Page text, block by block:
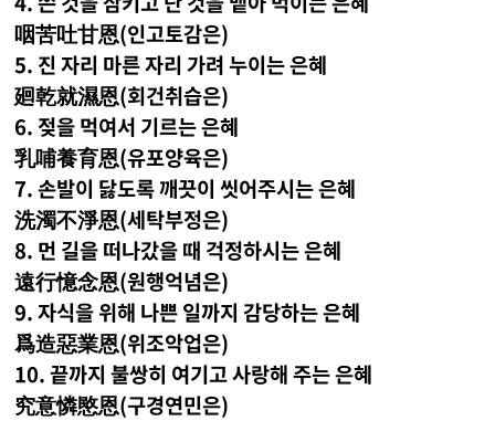
咽苦吐甘恩(인고토감은)
5. 진 자리 마른 자리 가려 누이는 은혜
廻乾就濕恩(회건취습은)
6. 젖을 먹여서 기르는 은혜
乳哺養育恩(유포양육은)
7. 손발이 닳도록 깨끗이 씻어주시는 은혜
洗濁不淨恩(세탁부정은)
8. 먼 길을 떠나갔을 때 걱정하시는 은혜
遠行憶念恩(원행억념은)
9. 자식을 위해 나쁜 일까지 감당하는 은혜
爲造惡業恩(위조악업은)
10. 끝까지 불쌍히 여기고 사랑해 주는 은혜
究意憐愍恩(구경연민은)